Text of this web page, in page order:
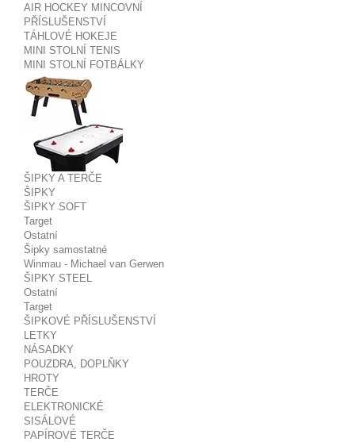
AIR HOCKEY MINCOVNÍ
PŘÍSLUŠENSTVÍ
TÁHLOVÉ HOKEJE
MINI STOLNÍ TENIS
MINI STOLNÍ FOTBÁLKY
ŠIPKY A TERČE
ŠIPKY
ŠIPKY SOFT
Target
Ostatní
Šipky samostatné
Winmau - Michael van Gerwen
ŠIPKY STEEL
Ostatní
Target
ŠIPKOVÉ PŘÍSLUŠENSTVÍ
LETKY
NÁSADKY
POUZDRA, DOPLŇKY
HROTY
TERČE
ELEKTRONICKÉ
SISÁLOVÉ
PAPÍROVÉ TERČE